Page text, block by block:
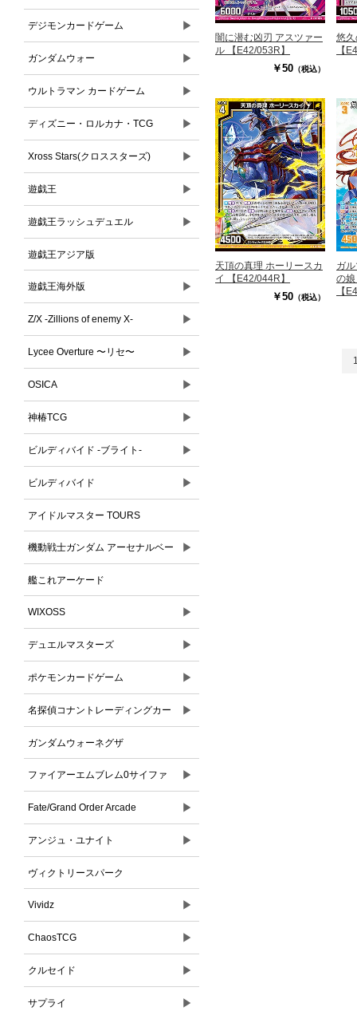
デジモンカードゲーム ▶
ガンダムウォー ▶
ウルトラマン カードゲーム ▶
ディズニー・ロルカナ・TCG ▶
Xross Stars(クロススターズ) ▶
遊戯王 ▶
遊戯王ラッシュデュエル ▶
遊戯王アジア版
遊戯王海外版 ▶
Z/X -Zillions of enemy X- ▶
Lycee Overture 〜リセ〜 ▶
OSICA ▶
神椿TCG ▶
ビルディバイド -ブライト- ▶
ビルディバイド ▶
アイドルマスター TOURS
機動戦士ガンダム アーセナルベー
ス
▶
艦これアーケード
WIXOSS ▶
デュエルマスターズ ▶
ポケモンカードゲーム ▶
名探偵コナントレーディングカー
ドゲーム
▶
ガンダムウォーネグザ
ファイアーエムブレム0サイファ ▶
Fate/Grand Order Arcade ▶
アンジュ・ユナイト ▶
ヴィクトリースパーク
Vividz ▶
ChaosTCG ▶
クルセイド ▶
サプライ ▶
闇に潜む凶刃 アスツァー
ル 【E42/053R】
￥50 （税込）
悠
【
天頂の真理 ホーリースカ
イ 【E42/044R】
￥50 （税込）
ガ
の
【